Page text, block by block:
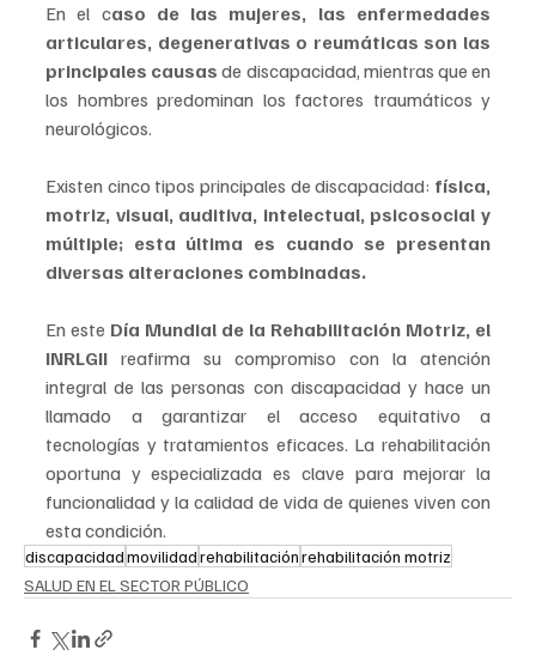
En el caso de las mujeres, las enfermedades
articulares, degenerativas o reumáticas son las
principales causas de discapacidad, mientras que en
los hombres predominan los factores traumáticos y
neurológicos.
Existen cinco tipos principales de discapacidad: física,
motriz, visual, auditiva, intelectual, psicosocial y
múltiple; esta última es cuando se presentan
diversas alteraciones combinadas.
En este Día Mundial de la Rehabilitación Motriz, el
INRLGII reafirma su compromiso con la atención
integral de las personas con discapacidad y hace un
llamado a garantizar el acceso equitativo a
tecnologías y tratamientos eficaces. La rehabilitación
oportuna y especializada es clave para mejorar la
funcionalidad y la calidad de vida de quienes viven con
esta condición.
discapacidadmovilidadrehabilitaciónrehabilitación motriz
SALUD EN EL SECTOR PÚBLICO